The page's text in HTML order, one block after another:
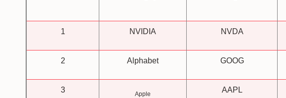
1 NVIDIA NVDA
2 Alphabet GOOG
3 Apple AAPL